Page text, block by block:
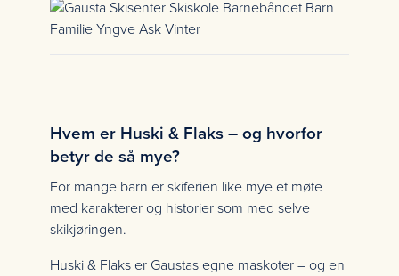
Hvem er Huski & Flaks – og hvorfor
betyr de så mye?
For mange barn er skiferien like mye et møte
med karakterer og historier som med selve
skikjøringen.
Huski & Flaks er Gaustas egne maskoter – og en